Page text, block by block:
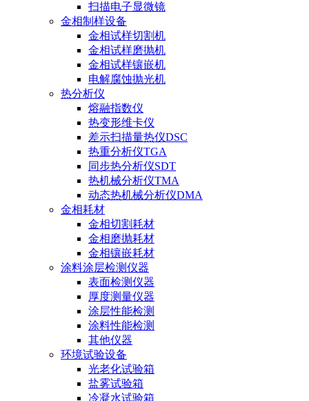
扫描电子显微镜
金相制样设备
金相试样切割机
金相试样磨抛机
金相试样镶嵌机
电解腐蚀抛光机
热分析仪
熔融指数仪
热变形维卡仪
差示扫描量热仪DSC
热重分析仪TGA
同步热分析仪SDT
热机械分析仪TMA
动态热机械分析仪DMA
金相耗材
金相切割耗材
金相磨抛耗材
金相镶嵌耗材
涂料涂层检测仪器
表面检测仪器
厚度测量仪器
涂层性能检测
涂料性能检测
其他仪器
环境试验设备
光老化试验箱
盐雾试验箱
冷凝水试验箱